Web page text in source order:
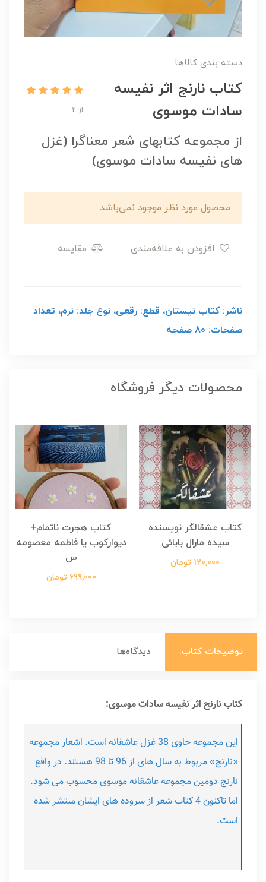
دسته بندی کالاها
کتاب نارنج اثر نفیسه
سادات موسوی
از 2
از مجموعه کتابهای شعر معناگرا (غزل
های نفیسه سادات موسوی)
محصول مورد نظر موجود نمی‌باشد.
مقایسه
ناشر: کتاب نیستان، قطع: رقعی، نوع جلد: نرم، تعداد
صفحات: 80 صفحه
محصولات دیگر فروشگاه
کتاب عشقالگر نویسنده
سیده مارال بابائی
120,000 تومان
کتاب هجرت ناتمام+
دیوارکوب یا فاطمه معصومه
س
699,000 تومان
توضیحات کتاب: دیدگاه‌ها
کتاب نارنج اثر نفیسه سادات موسوی:
این مجموعه حاوی 38 غزل عاشقانه است. اشعار مجموعه
«نارنج» مربوط به سال ‌های از 96 تا 98 هستند. در واقع
نارنج دومین مجموعه عاشقانه موسوی محسوب می ‌شود.
اما تاکنون 4 کتاب شعر از سروده ‌های ایشان منتشر شده
است.